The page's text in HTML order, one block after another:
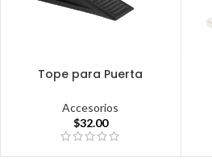
Tope para Puerta
Accesorios
$32.00